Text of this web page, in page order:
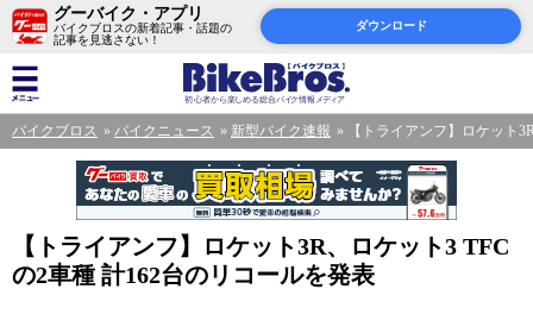
グーバイク・アプリ
バイクブロスの新着記事・話題の
記事を見逃さない！
ダウンロード
バイクブロス バイクニュース 新型バイク速報 【トライアンフ】ロケット
【トライアンフ】ロケット3R、ロケット3 TFC
の2車種 計162台のリコールを発表